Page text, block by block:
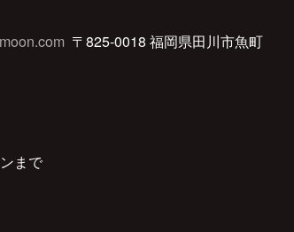
〒825-0018 福岡県田川市魚町
まで